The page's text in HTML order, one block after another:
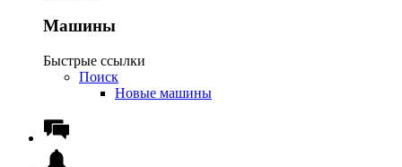
Машины
Быстрые ссылки
Поиск
Новые машины